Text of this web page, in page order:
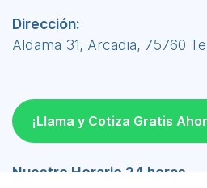
Dirección:
Aldama 31, Arcadia, 75760
¡Llama y Cotiza Gratis
Nuestro Horario 24 horas